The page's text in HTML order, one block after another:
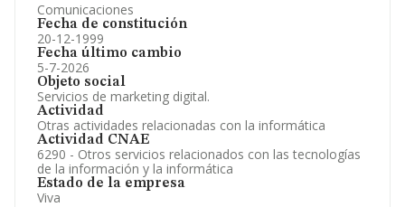
Comunicaciones
Fecha de constitución
20-12-1999
Fecha último cambio
5-7-2026
Objeto social
Servicios de marketing digital.
Actividad
Otras actividades relacionadas con la informática
Actividad CNAE
6290 - Otros servicios relacionados con las tecnologías
de la información y la informática
Estado de la empresa
Viva